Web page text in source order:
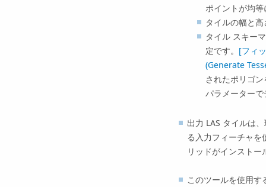
ポイントが均
タイルの幅と
タイル スキー
定です。 [フィ
(Generate
されたポリゴ
パラメーター
出力 LAS タイルは
る入力フィーチャ
リッドがインスト
このツールを使用す